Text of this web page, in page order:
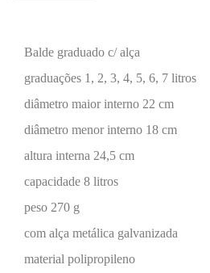
Balde graduado c/ alça
graduações 1, 2, 3, 4, 5, 6, 7 litros
diâmetro maior interno 22 cm
diâmetro menor interno 18 cm
altura interna 24,5 cm
capacidade 8 litros
peso 270 g
com alça metálica galvanizada
material polipropileno